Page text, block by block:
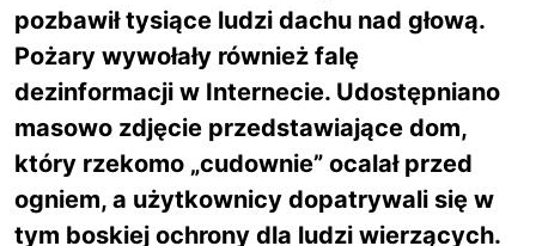
pozbawił tysiące ludzi dachu nad głową.
Pożary wywołały również falę
dezinformacji w Internecie. Udostępniano
masowo zdjęcie przedstawiające dom,
który rzekomo „cudownie” ocalał przed
ogniem, a użytkownicy dopatrywali się w
tym boskiej ochrony dla ludzi wierzących.